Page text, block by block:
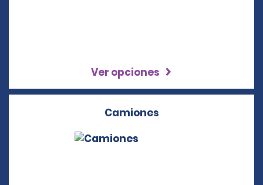
Ver opciones
Camiones